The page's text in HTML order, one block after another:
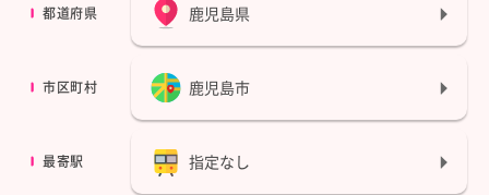
都道府県 鹿児島県
市区町村 鹿児島市
最寄駅 指定なし